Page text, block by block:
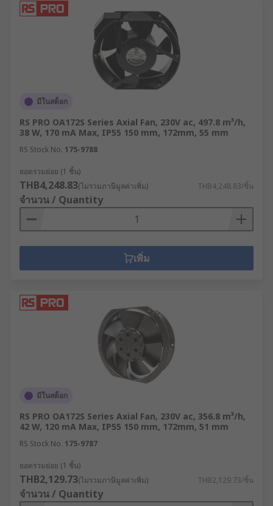
มีในสต็อก
RS PRO OA172S Series Axial Fan, 230V ac, 497.8 m³/h,
38 W, 170 mA Max, IP55 150 mm, 172mm, 55 mm
RS Stock No. 175-9788
ยอดรวมย่อย (1 ชิ้น)
THB4,248.83(ไม่รวมภาษีมูลค่าเพิ่ม) THB4,248.83/ชิ้น
จำนวน / Quantity
เพิ่ม
มีในสต็อก
RS PRO OA172S Series Axial Fan, 230V ac, 356.8 m³/h,
42 W, 120 mA Max, IP55 150 mm, 172mm, 51 mm
RS Stock No. 175-9787
ยอดรวมย่อย (1 ชิ้น)
THB2,129.73(ไม่รวมภาษีมูลค่าเพิ่ม) THB2,129.73/ชิ้น
จำนวน / Quantity